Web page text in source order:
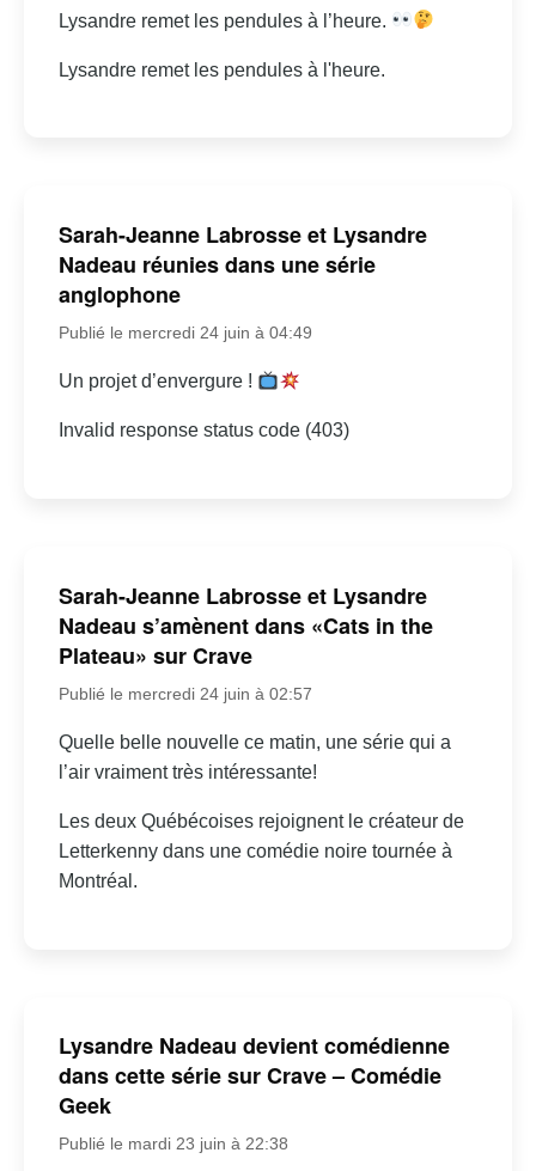
Lysandre remet les pendules à l’heure.
Lysandre remet les pendules à l'heure.
Sarah-Jeanne Labrosse et Lysandre
Nadeau réunies dans une série
anglophone
Publié le mercredi 24 juin à 04:49
Un projet d’envergure !
Invalid response status code (403)
Sarah-Jeanne Labrosse et Lysandre
Nadeau s’amènent dans «Cats in the
Plateau» sur Crave
Publié le mercredi 24 juin à 02:57
Quelle belle nouvelle ce matin, une série qui a
l’air vraiment très intéressante!
Les deux Québécoises rejoignent le créateur de
Letterkenny dans une comédie noire tournée à
Montréal.
Lysandre Nadeau devient comédienne
dans cette série sur Crave – Comédie
Geek
Publié le mardi 23 juin à 22:38